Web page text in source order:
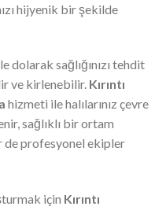
hijyenik bir şekilde
dolarak sağlığınızı tehdit
ve kirlenebilir. Kırıntı
hizmeti ile halılarınız çevre
sağlıklı bir ortam
profesyonel ekipler
için Kırıntı